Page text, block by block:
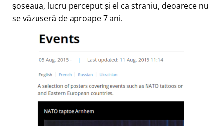
șoseaua, lucru perceput și el ca straniu, deoarece nu
se văzuseră de aproape 7 ani.